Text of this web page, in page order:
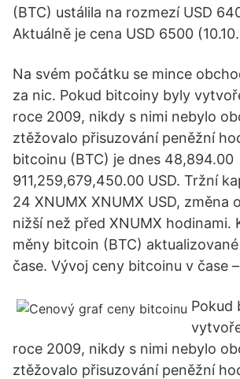
(BTC) ustálila na rozmezí USD
Aktuálně je cena USD 6500
Na svém počátku se mince
za nic. Pokud bitcoiny byly
roce 2009, nikdy s nimi nebylo
ztěžovalo přisuzování peněžní
bitcoinu (BTC) je dnes 48,894.00
911,259,679,450.00 USD. Tržní
24 XNUMX XNUMX USD, změna
nižší než před XNUMX hodinami.
měny bitcoin (BTC)
čase. Vývoj ceny bitcoinu v čase
Pokud
roce 2009, nikdy s nimi nebylo
ztěžovalo přisuzování peněžní